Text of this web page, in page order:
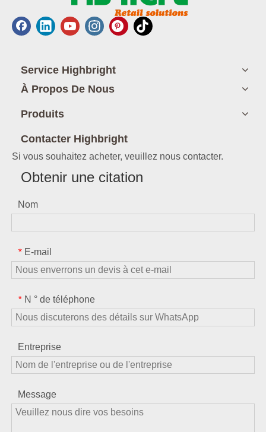
Service Highbright
À Propos De Nous
Produits
Contacter Highbright
Si vous souhaitez acheter, veuillez nous contacter.
Obtenir une citation
Nom
* E-mail
* N ° de téléphone
Entreprise
Message